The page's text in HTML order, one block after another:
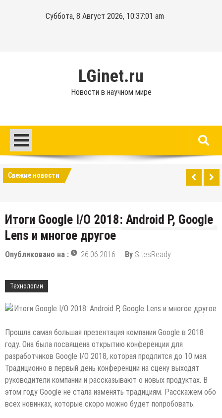
Суббота, 8 Август 2026, 10:37:01 am
LGinet.ru
Новости в научном мире
Свежие новости
Итоги Google I/O 2018: Android P, Google
Lens и многое другое
Опубликовано на : 26.06.2016 By SitesReady
Технологии
Прошла самая большая презентация компании Google в 2018
году. Она была посвящена открытию конференции для
разработчиков Google I/O 2018, которая продлится до 10 мая.
Традиционно в первый день конференции на сцену выходят
руководители компании и рассказывают о новых продуктах. В
этом году Google не стала изменять традициям. Расскажем обо
всех новинках, которые скоро можно будет попробовать.